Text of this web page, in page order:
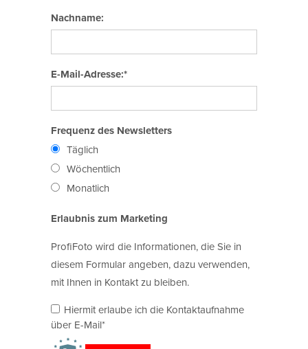
Nachname:
E-Mail-Adresse:*
Frequenz des Newsletters
Täglich
Wöchentlich
Monatlich
Erlaubnis zum Marketing
ProfiFoto wird die Informationen, die Sie in
diesem Formular angeben, dazu verwenden,
mit Ihnen in Kontakt zu bleiben.
Hiermit erlaube ich die Kontaktaufnahme
über E-Mail*